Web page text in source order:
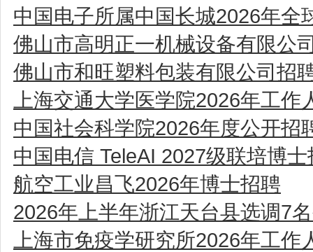
中国电子所属中国长城2026年全
佛山市高明正一机械设备有限公
佛山市和旺塑料包装有限公司招
上海交通大学医学院2026年工
中国社会科学院2026年度公开招
中国电信 TeleAI 2027级联培博士
航空工业昌飞2026年博士招聘
2026年上半年浙江天台县选调7
上海市免疫学研究所2026年工作